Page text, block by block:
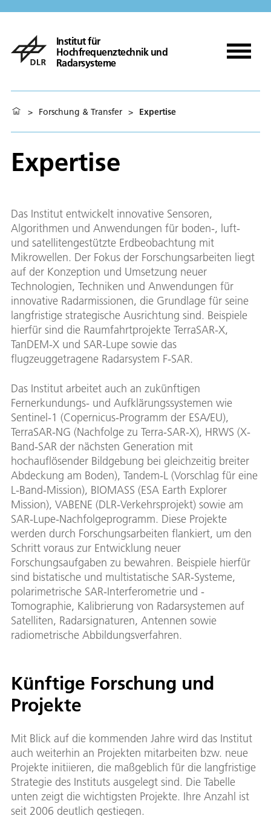
Institut für
Hochfrequenztechnik und
Radarsysteme
> Forschung & Transfer > Expertise
Expertise
Das Institut entwickelt innovative Sensoren,
Algorithmen und Anwendungen für boden-, luft-
und satellitengestützte Erdbeobachtung mit
Mikrowellen. Der Fokus der Forschungsarbeiten liegt
auf der Konzeption und Umsetzung neuer
Technologien, Techniken und Anwendungen für
innovative Radarmissionen, die Grundlage für seine
langfristige strategische Ausrichtung sind. Beispiele
hierfür sind die Raumfahrtprojekte TerraSAR-X,
TanDEM-X und SAR-Lupe sowie das
flugzeuggetragene Radarsystem F-SAR.
Das Institut arbeitet auch an zukünftigen
Fernerkundungs- und Aufklärungssystemen wie
Sentinel-1 (Copernicus-Programm der ESA/EU),
TerraSAR-NG (Nachfolge zu Terra-SAR-X), HRWS (X-
Band-SAR der nächsten Generation mit
hochauflösender Bildgebung bei gleichzeitig breiter
Abdeckung am Boden), Tandem-L (Vorschlag für eine
L-Band-Mission), BIOMASS (ESA Earth Explorer
Mission), VABENE (DLR-Verkehrsprojekt) sowie am
SAR-Lupe-Nachfolgeprogramm. Diese Projekte
werden durch Forschungsarbeiten flankiert, um den
Schritt voraus zur Entwicklung neuer
Forschungsaufgaben zu bewahren. Beispiele hierfür
sind bistatische und multistatische SAR-Systeme,
polarimetrische SAR-Interferometrie und -
Tomographie, Kalibrierung von Radarsystemen auf
Satelliten, Radarsignaturen, Antennen sowie
radiometrische Abbildungsverfahren.
Künftige Forschung und
Projekte
Mit Blick auf die kommenden Jahre wird das Institut
auch weiterhin an Projekten mitarbeiten bzw. neue
Projekte initiieren, die maßgeblich für die langfristige
Strategie des Instituts ausgelegt sind. Die Tabelle
unten zeigt die wichtigsten Projekte. Ihre Anzahl ist
seit 2006 deutlich gestiegen.